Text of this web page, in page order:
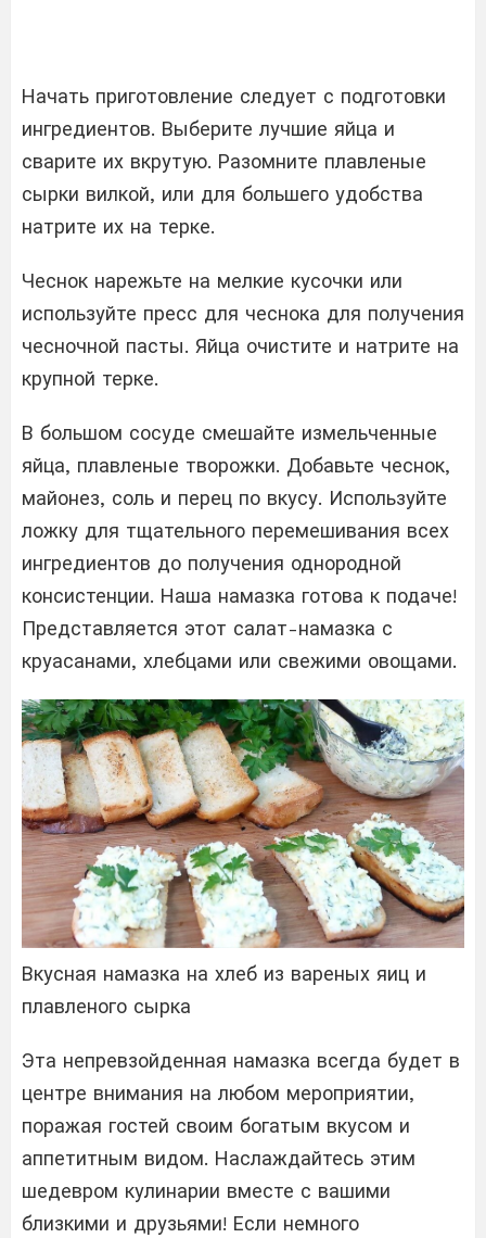
Начать приготовление следует с подготовки
ингредиентов. Выберите лучшие яйца и
сварите их вкрутую. Разомните плавленые
сырки вилкой, или для большего удобства
натрите их на терке.
Чеснок нарежьте на мелкие кусочки или
используйте пресс для чеснока для получения
чесночной пасты. Яйца очистите и натрите на
крупной терке.
В большом сосуде смешайте измельченные
яйца, плавленые творожки. Добавьте чеснок,
майонез, соль и перец по вкусу. Используйте
ложку для тщательного перемешивания всех
ингредиентов до получения однородной
консистенции. Наша намазка готова к подаче!
Представляется этот салат-намазка с
круасанами, хлебцами или свежими овощами.
Вкусная намазка на хлеб из вареных яиц и
плавленого сырка
Эта непревзойденная намазка всегда будет в
центре внимания на любом мероприятии,
поражая гостей своим богатым вкусом и
аппетитным видом. Наслаждайтесь этим
шедевром кулинарии вместе с вашими
близкими и друзьями! Если немного